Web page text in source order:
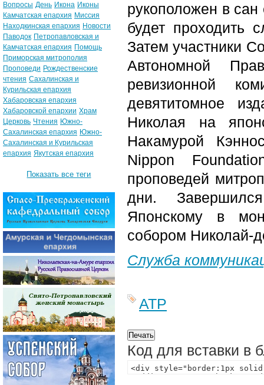
рукоположен в
будет проходить
Затем участники
Автономной
ревизионной
девятитомное
Николая на
Накамурой
Nippon
проповедей
дни.
Японскому в
собором Николай-
Служба
АТР
Код для вставки в
Вопросы День Икона Иконы
Камчатская епархия Миссия
Находкинская епархия Новости
Паводок Петропавловская и
Камчатская епархия Помощь
Приморская митрополия
Проповеди Рождественские
чтения Сахалинская и
Курильская епархия
Хабаровская епархия
Хабаровской епархии Храм
Церковь Чтения Южно-
Сахалинская епархия Южно-
Сахалинская и Курильская
епархия Якутская епархия
Показать все теги